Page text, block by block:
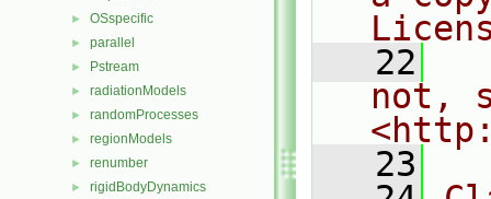
► OSspecific
► parallel
► Pstream
► radiationModels
► randomProcesses
► regionModels
► renumber
► rigidBodyDynamics
   22
not,
   23